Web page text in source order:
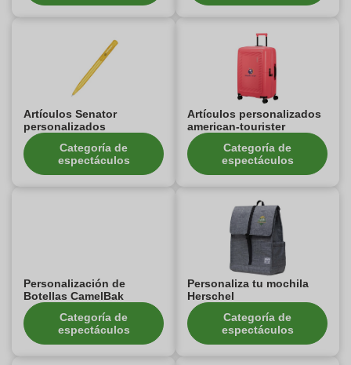
Artículos Senator
personalizados
Categoría de
espectáculos
Artículos personalizados
american-tourister
Categoría de
espectáculos
Personalización de
Botellas CamelBak
Categoría de
espectáculos
Personaliza tu mochila
Herschel
Categoría de
espectáculos